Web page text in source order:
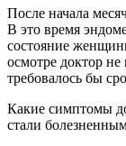
После начала
В это время
состояние
осмотре доктор
требовалось бы
Какие симптомы
стали